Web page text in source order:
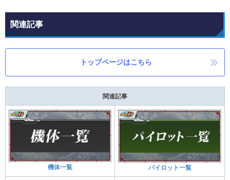
関連記事
トップページはこちら
関連記事
機体一覧 パイロット一覧